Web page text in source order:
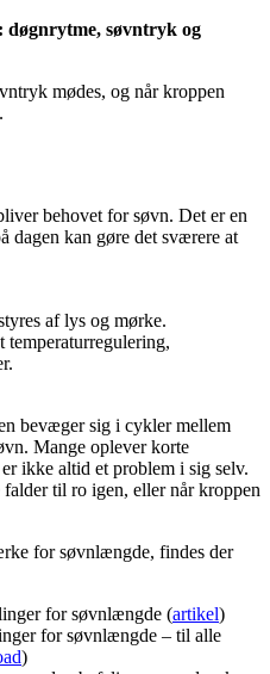
døgnrytme, søvntryk og
mødes, og når kroppen
behovet for søvn. Det er en
dagen kan gøre det sværere at
af lys og mørke.
bevæger sig i cykler mellem
Mange oplever korte
ikke altid et problem i sig selv.
til ro igen, eller når kroppen
for søvnlængde, findes der
for søvnlængde (artikel)
for søvnlængde – til alle
)